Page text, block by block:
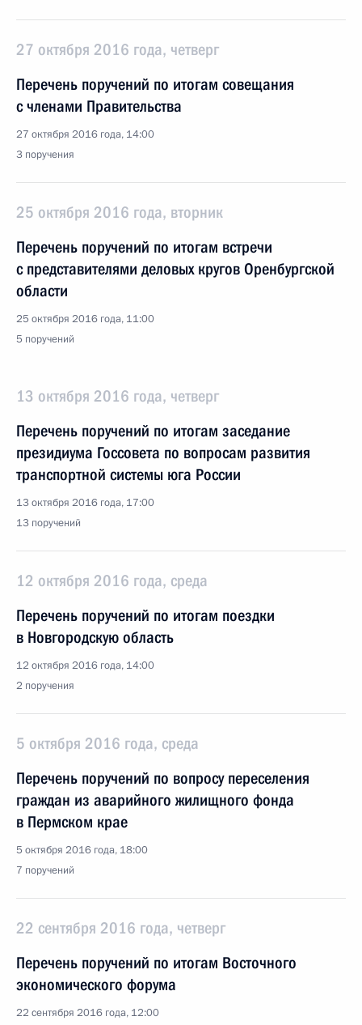
27 октября 2016 года, четверг
Перечень поручений по итогам совещания
с членами Правительства
27 октября 2016 года, 14:00
3 поручения
25 октября 2016 года, вторник
Перечень поручений по итогам встречи
с представителями деловых кругов Оренбургской
области
25 октября 2016 года, 11:00
5 поручений
13 октября 2016 года, четверг
Перечень поручений по итогам заседание
президиума Госсовета по вопросам развития
транспортной системы юга России
13 октября 2016 года, 17:00
13 поручений
12 октября 2016 года, среда
Перечень поручений по итогам поездки
в Новгородскую область
12 октября 2016 года, 14:00
2 поручения
5 октября 2016 года, среда
Перечень поручений по вопросу переселения
граждан из аварийного жилищного фонда
в Пермском крае
5 октября 2016 года, 18:00
7 поручений
22 сентября 2016 года, четверг
Перечень поручений по итогам Восточного
экономического форума
22 сентября 2016 года, 12:00